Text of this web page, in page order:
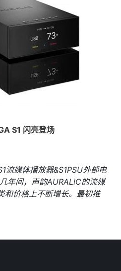
S1 闪亮登场
流媒体播放器&S1PSU外部电
年间，声韵AURALiC的流媒
和价格上不断增长。最初推